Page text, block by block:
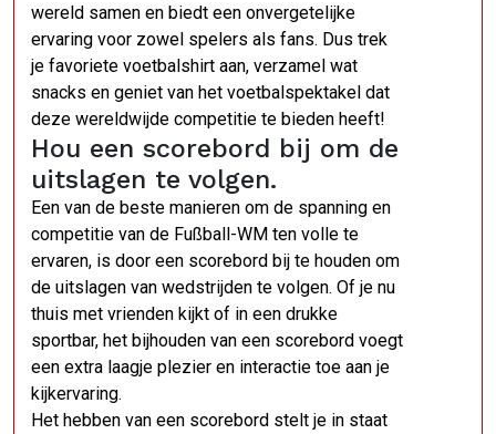
wereld samen en biedt een onvergetelijke
ervaring voor zowel spelers als fans. Dus trek
je favoriete voetbalshirt aan, verzamel wat
snacks en geniet van het voetbalspektakel dat
deze wereldwijde competitie te bieden heeft!
Hou een scorebord bij om de
uitslagen te volgen.
Een van de beste manieren om de spanning en
competitie van de Fußball-WM ten volle te
ervaren, is door een scorebord bij te houden om
de uitslagen van wedstrijden te volgen. Of je nu
thuis met vrienden kijkt of in een drukke
sportbar, het bijhouden van een scorebord voegt
een extra laagje plezier en interactie toe aan je
kijkervaring.
Het hebben van een scorebord stelt je in staat